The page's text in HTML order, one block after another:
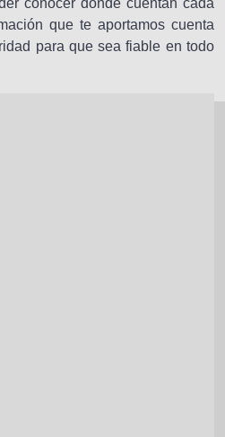
conocer donde cuentan cada
que te aportamos cuenta
para que sea fiable en todo